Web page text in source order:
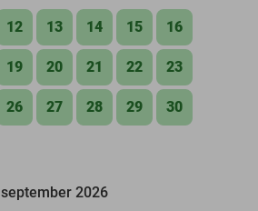
12 13 14 15 16
19 20 21 22 23
26 27 28 29 30
september 2026